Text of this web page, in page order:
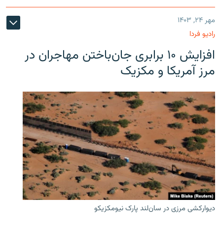
مهر ۲۴, ۱۴۰۳
رادیو فردا
افزایش ۱۰ برابری جان‌باختن مهاجران در
مرز آمریکا و مکزیک
دیوارکشی مرزی در سان‌لند پارک نیومکزیکو